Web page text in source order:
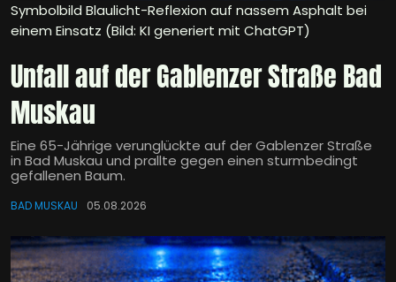
Symbolbild Blaulicht-Reflexion auf nassem Asphalt bei
einem Einsatz (Bild: KI generiert mit ChatGPT)
Unfall auf der Gablenzer Straße Bad
Muskau
Eine 65-Jährige verunglückte auf der Gablenzer Straße
in Bad Muskau und prallte gegen einen sturmbedingt
gefallenen Baum.
BAD MUSKAU 05.08.2026